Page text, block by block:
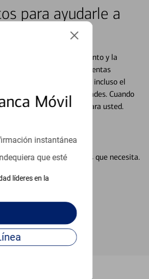
Móvil
instantánea
que esté
líderes en la
entrar en la Banca en Línea
para ayudarle a
proporcionar el asesoramiento y la
financiera. Desde sus cuentas
para su futuro, e incluso el
acuerdo con sus necesidades. Cuando
que sea adecuado para usted.
las respuestas que necesita.